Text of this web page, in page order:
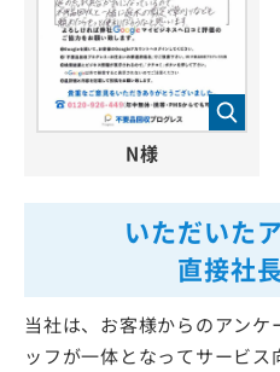
いただいた
直接社
当社は、お客様からのアン
ッフが一体となってサービス
N様